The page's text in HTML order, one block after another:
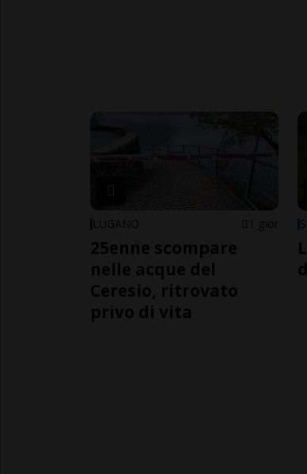
LUGANO 1 gior
25enne scompare
nelle acque del
Ceresio, ritrovato
privo di vita